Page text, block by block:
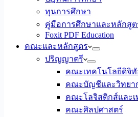
ทุนการศึกษา
คู่มือการศึกษาและหลักสูต
Foxit PDF Education
คณะและหลักสูตร
ปริญญาตรี
คณะเทคโนโลยีดิจิ
คณะบัญชีและวิทยา
คณะโลจิสติกส์และ
คณะศิลปศาสตร์